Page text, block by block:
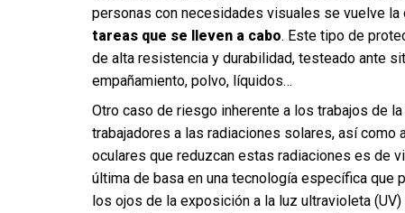
personas con necesidades visuales se vuelve la
tareas que se lleven a cabo. Este tipo de
de alta resistencia y durabilidad, testeado ante
empañamiento, polvo, líquidos…
Otro caso de riesgo inherente a los trabajos de
trabajadores a las radiaciones solares, así
oculares que reduzcan estas radiaciones es de
última de basa en una tecnología específica que
los ojos de la exposición a la luz ultravioleta